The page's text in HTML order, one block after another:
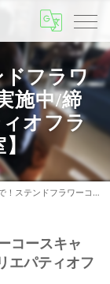
ドフラワ
施中/締
オフラ
】
ンペーン実施中/締切間近‼【アトリエパティオフラワーデザイン教室】
コースキャ
エパティオフ